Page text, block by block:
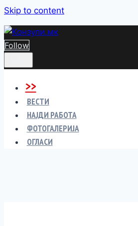
Skip to content
Follow
>>
ВЕСТИ
НАЈДИ РАБОТА
ФОТОГАЛЕРИЈА
ОГЛАСИ